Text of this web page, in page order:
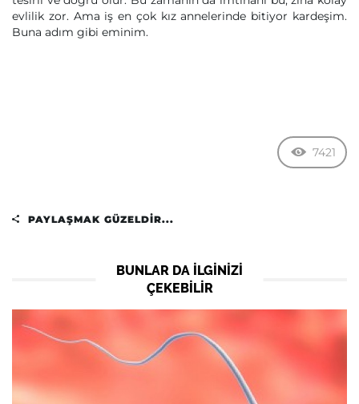
evlilik zor. Ama iş en çok kız annelerinde bitiyor kardeşim.
Buna adım gibi eminim.
7421
PAYLAŞMAK GÜZELDIR...
BUNLAR DA ILGINIZI
ÇEKEBILIR